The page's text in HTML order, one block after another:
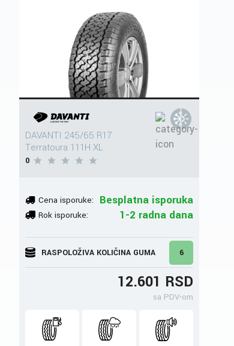
DAVANTI 245/65 R17
Terratoura 111H XL
0
Cena isporuke: Besplatna isporuka
Rok isporuke: 1-2 radna dana
RASPOLOŽIVA KOLIČINA GUMA 6
12.601 RSD
sa PDV-om